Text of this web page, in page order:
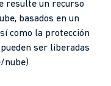
resulte un recurso
basados en un
como la protección
ser liberadas
nube)